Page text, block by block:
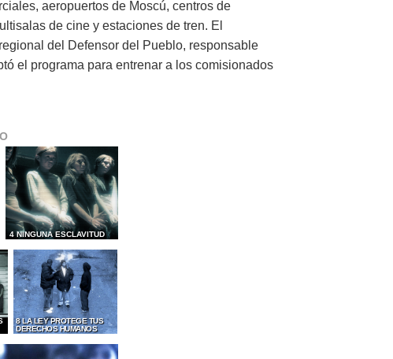
aeropuertos de Moscú, centros de
de cine y estaciones de tren. El
del Defensor del Pueblo, responsable
el programa para entrenar a los comisionados
4 NINGUNA ESCLAVITUD
8 LA LEY PROTEGE TUS
DERECHOS HUMANOS